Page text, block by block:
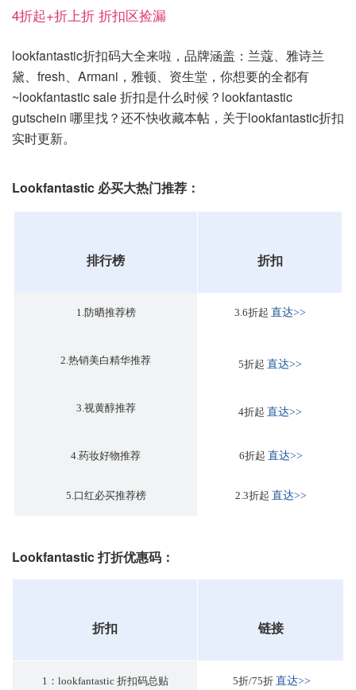
4折起+折上折 折扣区捡漏
lookfantastic折扣码大全来啦，品牌涵盖：兰蔻、雅诗兰
黛、fresh、Armani，雅顿、资生堂，你想要的全都有
~lookfantastic sale 折扣是什么时候？lookfantastic
gutschein 哪里找？还不快收藏本帖，关于lookfantastic折扣
实时更新。
Lookfantastic 必买大热门推荐：
排行榜 折扣
1.防晒推荐榜 3.6折起 直达>>
2.热销美白精华推荐 5折起 直达>>
3.视黄醇推荐 4折起 直达>>
4.药妆好物推荐 6折起 直达>>
5.口红必买推荐榜 2.3折起 直达>>
Lookfantastic 打折优惠码：
折扣 链接
1：lookfantastic 折扣码总贴 5折/75折 直达>>